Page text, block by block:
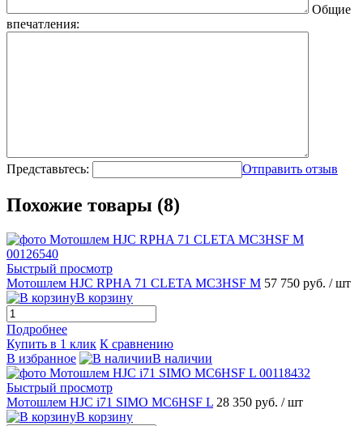
Общие
впечатления:
Представьтесь: Отправить отзыв
Похожие товары (8)
Быстрый просмотр
Мотошлем HJC RPHA 71 CLETA MC3HSF M 57 750 руб. / шт
В корзину
Подробнее
Купить в 1 клик К сравнению
В избранное
В наличии
Быстрый просмотр
Мотошлем HJC i71 SIMO MC6HSF L 28 350 руб. / шт
В корзину